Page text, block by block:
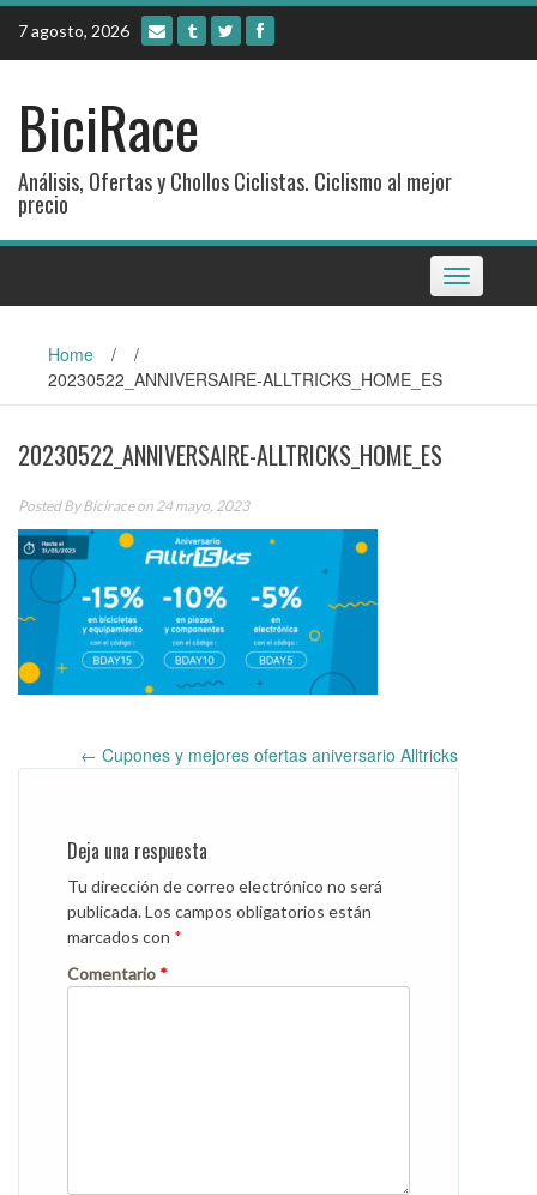
Skip
content
7 agosto, 2026
BiciRace
Análisis, Ofertas y Chollos Ciclistas. Ciclismo al mejor
precio
Toggle
navigation
Home /
/
20230522_ANNIVERSAIRE-ALLTRICKS_HOME_ES
20230522_ANNIVERSAIRE-ALLTRICKS_HOME_ES
Posted ByBiciraceon 24 mayo, 2023
Post
← Cupones y mejores ofertas aniversario Alltricks
Deja una respuesta
Tu dirección de correo electrónico no será
publicada.Los campos obligatorios están
marcados con *
Comentario *